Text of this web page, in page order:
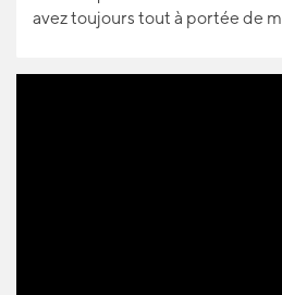
avez toujours tout à portée de